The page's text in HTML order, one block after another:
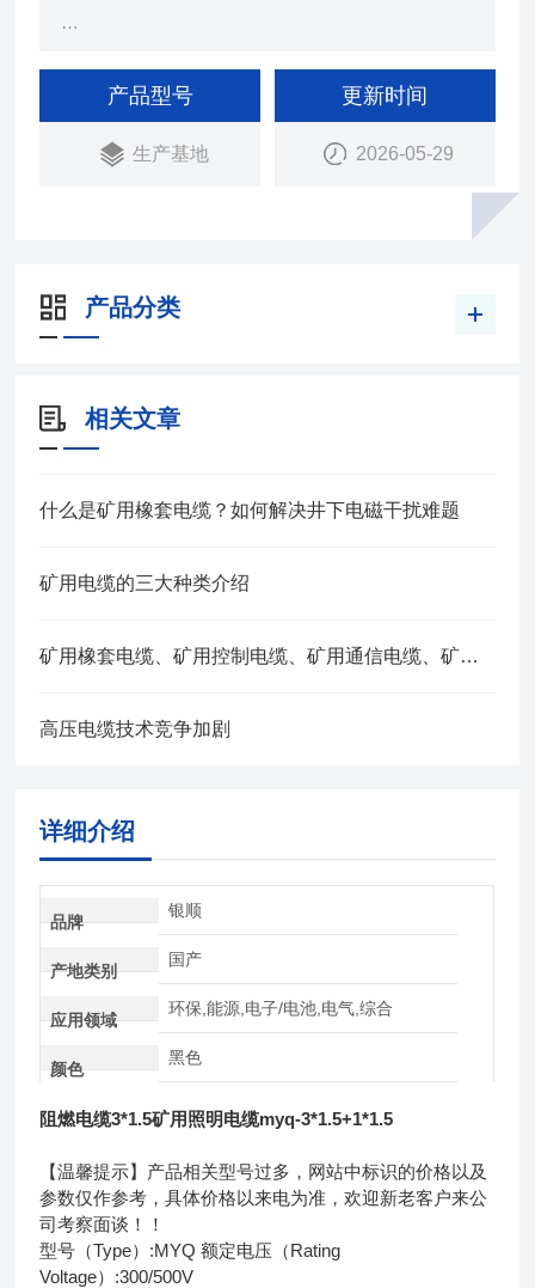
9-2009 本产品适用于额定电压0.3/0.5KV及以下煤矿
用轻型移动橡套软电缆。
产品型号
生产基地
更新时间
2026-05-29
产品分类
相关文章
什么是矿用橡套电缆？如何解决井下电磁干扰难题
矿用电缆的三大种类介绍
矿用橡套电缆、矿用控制电缆、矿用通信电缆、矿用电力电缆、矿用计算机电缆区别，看完不选错
高压电缆技术竞争加剧
详细介绍
品牌
银顺
产地类别
国产
应用领域
环保,能源,电子/电池,电气,综合
颜色
黑色
阻燃电缆3*1.5矿用照明电缆myq-3*1.5+1*1.5
【温馨提示】产品相关型号过多，网站中标识的价格以及
参数仅作参考，具体价格以来电为准，欢迎新老客户来公
司考察面谈！！
型号（Type）:MYQ 额定电压（Rating
Voltage）:300/500V